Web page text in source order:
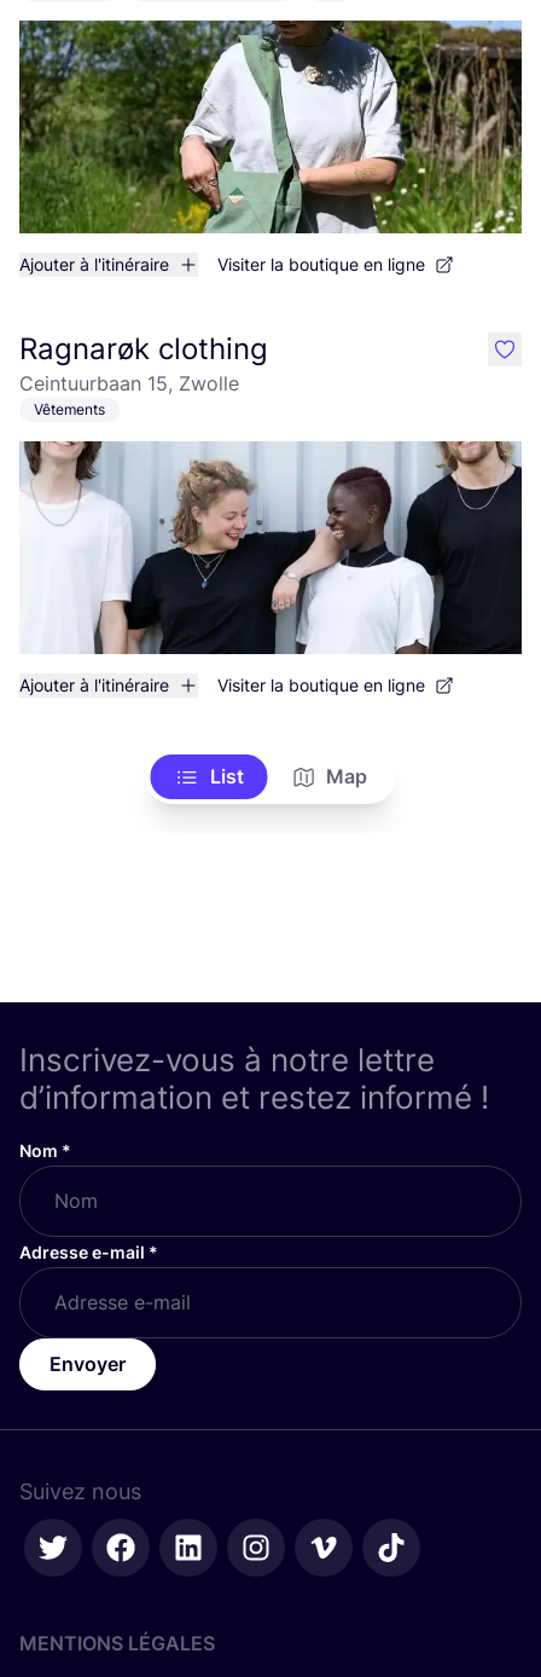
Ajouter à l'itinéraire Visiter la boutique en ligne
Ragnarøk clothing
Ceintuurbaan 15, Zwolle
Vêtements
Ajouter à l'itinéraire Visiter la boutique en ligne
like
List Map
Inscrivez-vous à notre lettre
d’information et restez informé !
Nom *
Adresse e-mail *
Envoyer
Suivez nous
MENTIONS LÉGALES